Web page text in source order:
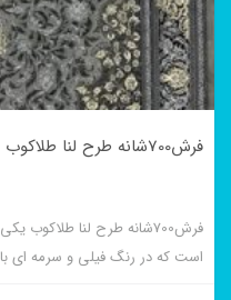
فرش700شانه طرح لنا طلاکوب
فرش700شانه طرح لنا
است که در رنگ فیلی و سرمه ای